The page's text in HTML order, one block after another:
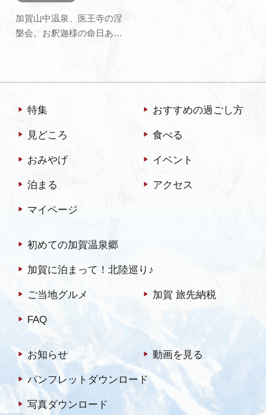
加賀山中温泉、医王寺の涅
槃会。お釈迦様の命日あた
と、その年は虫がわかない
※2026年3月15日の涅槃会
ります。
特集 おすすめの過ごし方
見どころ 食べる
おみやげ イベント
泊まる アクセス
マイページ
初めての加賀温泉郷
加賀に泊まって！北陸巡り♪
ご当地グルメ 加賀 旅先納税
FAQ
お知らせ 動画を見る
パンフレットダウンロード
写真ダウンロード